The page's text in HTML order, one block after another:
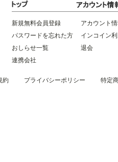
新規無料会員登録
パスワードを忘れた方
おしらせ一覧
連携会社
アカウント
インコイン
退会
約 プライバシーポリシー 特定